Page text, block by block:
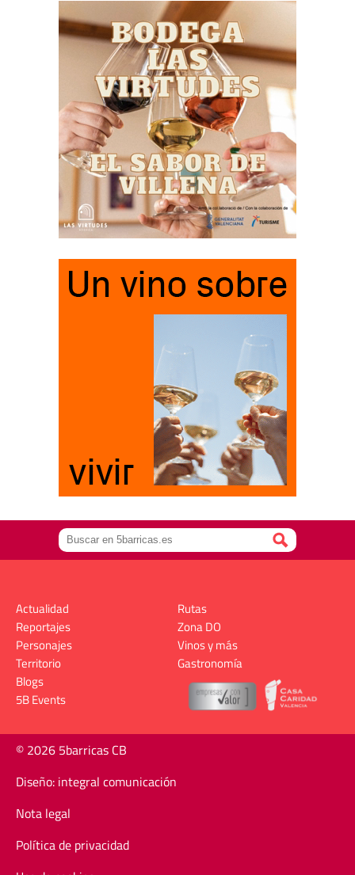
Actualidad
Reportajes
Personajes
Territorio
Rutas
Zona DO
Vinos y más
Gastronomía
Blogs
5B Events
© 2026 5barricas CB
Diseño: integral comunicación
Nota legal
Política de privacidad